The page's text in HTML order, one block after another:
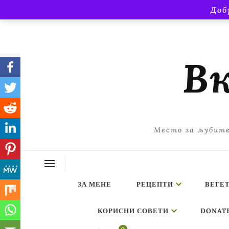
Место за
ЗА МЕНЕ РЕЦЕПТИ
КОРИСНИ СОВЕТИ